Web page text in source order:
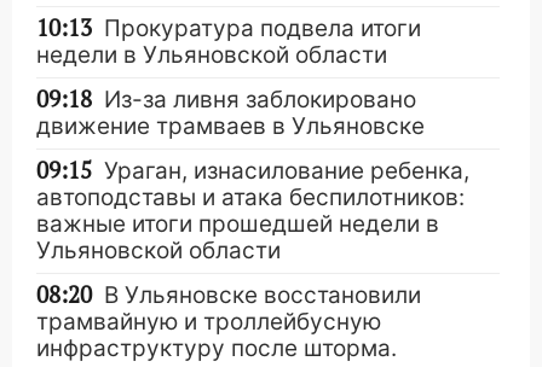
10:13 Прокуратура подвела итоги
недели в Ульяновской области
09:18 Из-за ливня заблокировано
движение трамваев в Ульяновске
09:15 Ураган, изнасилование ребенка,
автоподставы и атака беспилотников:
важные итоги прошедшей недели в
Ульяновской области
08:20 В Ульяновске восстановили
трамвайную и троллейбусную
инфраструктуру после шторма.